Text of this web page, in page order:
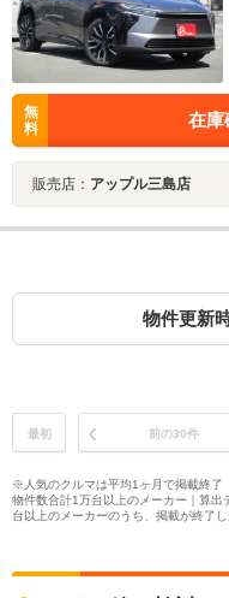
無
料
在庫
販売店： アップル三島店
物件更新
最初 前の30件
※人気のクルマは平均1ヶ月で掲載終了
物件数合計1万台以上のメーカー｜算
台以上のメーカーのうち、掲載が終了